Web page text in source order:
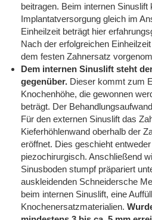
beitragen. Beim internen Sinuslift
Implantatversorgung gleich im
Einheilzeit beträgt hier
Nach der erfolgreichen
dem festen Zahnersatz
Dem internen Sinuslift steht
gegenüber. Dieser kommt zum
Knochenhöhe, die gewonnen
beträgt. Der
Für den externen Sinuslift das
Kieferhöhlenwand oberhalb der
eröffnet. Dies geschieht
piezochirurgisch. Anschließend
Sinusboden stumpf präpariert
auskleidenden Schneidersche
beim internen Sinuslift, eine
Knochenersatzmaterialien.